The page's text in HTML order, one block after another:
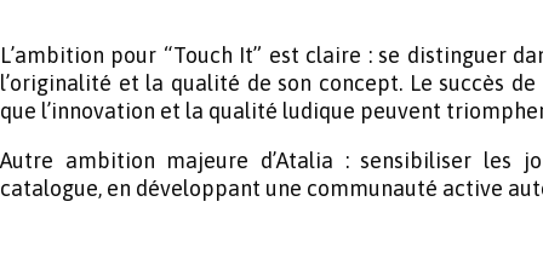
L’ambition pour “Touch It” est claire : se distinguer
l’originalité et la qualité de son concept. Le succès
que l’innovation et la qualité ludique peuvent
Autre ambition majeure d’Atalia : sensibiliser les
catalogue, en développant une communauté active